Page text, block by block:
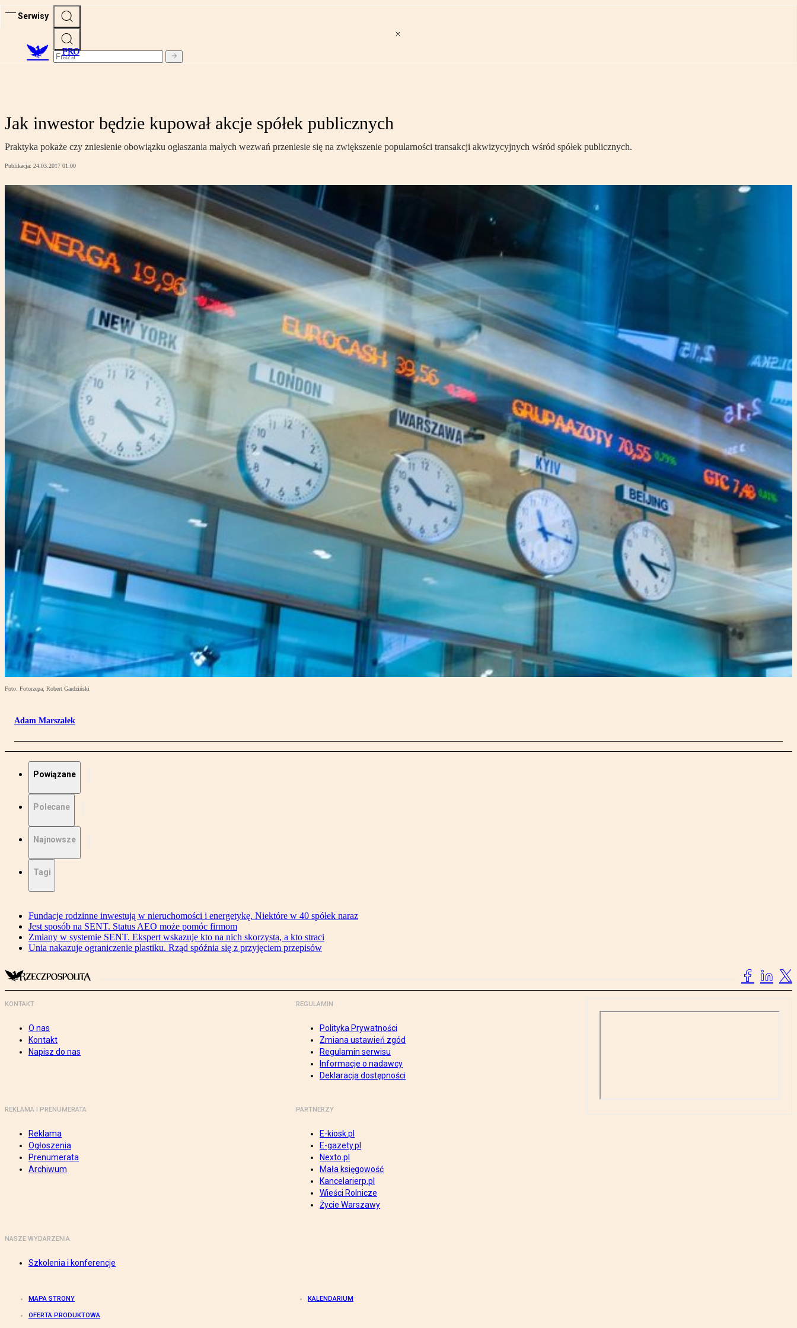
Serwisy
PRO
Jak inwestor będzie kupował akcje spółek publicznych
Praktyka pokaże czy zniesienie obowiązku ogłaszania małych wezwań przeniesie się na zwiększenie popularności transakcji akwizycyjnych wśród spółek publicznych.
Publikacja: 24.03.2017 01:00
Foto: Fotorzepa, Robert Gardziński
Adam Marszałek
Powiązane
Polecane
Najnowsze
Tagi
Fundacje rodzinne inwestują w nieruchomości i energetykę. Niektóre w 40 spółek naraz
Jest sposób na SENT. Status AEO może pomóc firmom
Zmiany w systemie SENT. Ekspert wskazuje kto na nich skorzysta, a kto straci
Unia nakazuje ograniczenie plastiku. Rząd spóźnia się z przyjęciem przepisów
KONTAKT
O nas
Kontakt
Napisz do nas
REGULAMIN
Polityka Prywatności
Zmiana ustawień zgód
Regulamin serwisu
Informacje o nadawcy
Deklaracja dostępności
REKLAMA I PRENUMERATA
Reklama
Ogłoszenia
Prenumerata
Archiwum
PARTNERZY
E-kiosk.pl
E-gazety.pl
Nexto.pl
Mała księgowość
Kancelarierp.pl
Wieści Rolnicze
Życie Warszawy
NASZE WYDARZENIA
Szkolenia i konferencje
MAPA STRONY KALENDARIUM
OFERTA PRODUKTOWA